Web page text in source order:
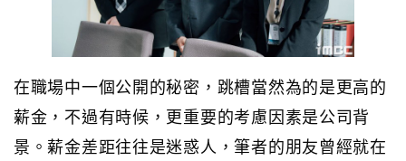
在職場中一個公開的秘密，跳槽當然為的是更高的
薪金，不過有時候，更重要的考慮因素是公司背
景。薪金差距往往是迷惑人，筆者的朋友曾經就在